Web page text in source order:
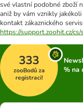
své vlastní podobné zboží
aniž by vám vznikly
kontakt zákaznického
https://support.zoohit.cz/
333
zooBodů za
registraci!
% na